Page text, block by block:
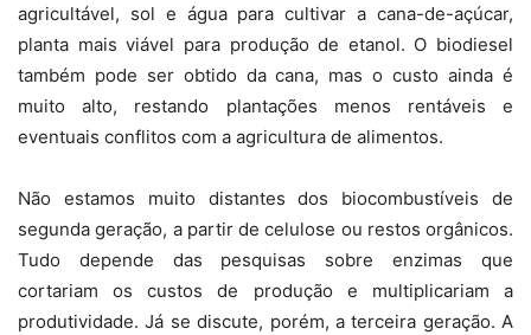
agricultável, sol e água para cultivar a cana-de-açúcar,
planta mais viável para produção de etanol. O biodiesel
também pode ser obtido da cana, mas o custo ainda é
muito alto, restando plantações menos rentáveis e
eventuais conflitos com a agricultura de alimentos.
Não estamos muito distantes dos biocombustíveis de
segunda geração, a partir de celulose ou restos orgânicos.
Tudo depende das pesquisas sobre enzimas que
cortariam os custos de produção e multiplicariam a
produtividade. Já se discute, porém, a terceira geração. A